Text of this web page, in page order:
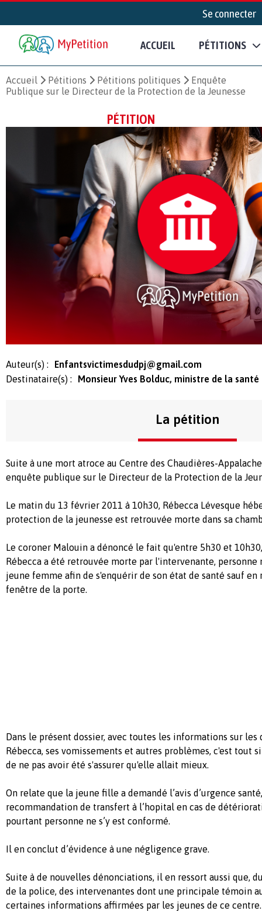
Se connecter
ACCUEIL PÉTITIONS
Accueil Pétitions Pétitions politiques
Enquête
Publique sur le Directeur de la Protection de la Jeunesse
PÉTITION
Auteur(s) :
Enfantsvictimesdudpj@gmail.com
Destinataire(s) :
Monsieur Yves Bolduc, ministre de la
La pétition
Suite à une mort atroce au Centre des Chaudières-
enquête publique sur le Directeur de la Protection de la
Le matin du 13 février 2011 à 10h30, Rébecca Lévesque
protection de la jeunesse est retrouvée morte dans sa
Le coroner Malouin a dénoncé le fait qu'entre 5h30 et
Rébecca a été retrouvée morte par l'intervenante, personne
jeune femme afin de s'enquérir de son état de santé sauf
fenêtre de la porte.
Dans le présent dossier, avec toutes les informations sur les
Rébecca, ses vomissements et autres problèmes, c'est tout
de ne pas avoir été s'assurer qu'elle allait mieux.
On relate que la jeune fille a demandé l’avis d’urgence
recommandation de transfert à l’hopital en cas de
pourtant personne ne s’y est conformé.
Il en conclut d’évidence à une négligence grave.
Suite à de nouvelles dénonciations, il en ressort aussi que,
de la police, des intervenantes dont une principale témoin
certaines informations affirmées par les jeunes de ce centre.